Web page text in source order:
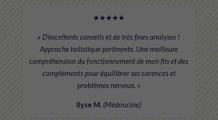
★★★★★
« D’excellents conseils et de très fines analyses !
Approche holistique pertinente. Une meilleure
compréhension du fonctionnement de mon fils et des
compléments pour équilibrer ses carences et
problèmes nerveux. »
Ilyse M. (Médoucine)